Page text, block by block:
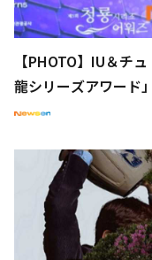
【PHOTO】IU＆チ
龍シリーズアワード